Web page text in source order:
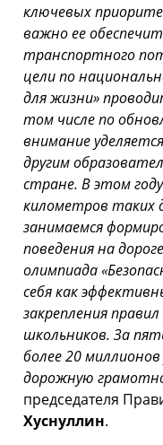
ключевых
важно ее
транспортного
цели по
для жизни»
том числе по
внимание
другим
стране. В этом
километров таких
занимаемся
поведения на
олимпиада
себя как
закрепления
школьников. За
более 20
дорожную
председателя
Хуснуллин.